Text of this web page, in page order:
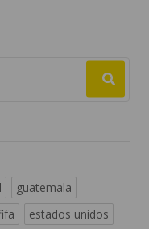
guatemala
estados unidos